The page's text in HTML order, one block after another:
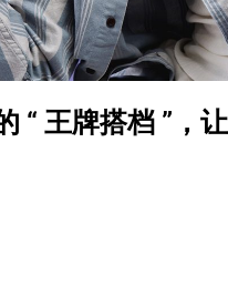
“ 王牌搭档 ”，